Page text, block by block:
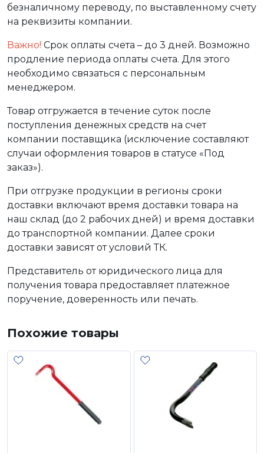
безналичному переводу, по выставленному счету
на реквизиты компании.
Важно! Срок оплаты счета – до 3 дней. Возможно
продление периода оплаты счета. Для этого
необходимо связаться с персональным
менеджером.
Товар отгружается в течение суток после
поступления денежных средств на счет
компании поставщика (исключение составляют
случаи оформления товаров в статусе «Под
заказ»).
При отгрузке продукции в регионы сроки
доставки включают время доставки товара на
наш склад (до 2 рабочих дней) и время доставки
до транспортной компании. Далее сроки
доставки зависят от условий ТК.
Представитель от юридического лица для
получения товара предоставляет платежное
поручение, доверенность или печать.
Похожие товары